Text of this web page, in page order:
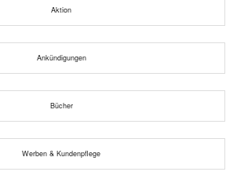
Aktion
Ankündigungen
Bücher
Werben & Kundenpflege